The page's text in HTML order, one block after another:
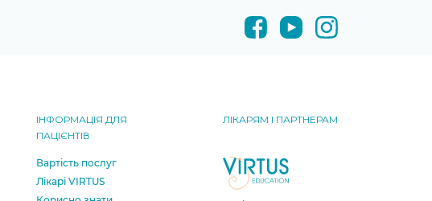
ІНФОРМАЦІЯ ДЛЯ
ПАЦІЄНТІВ
Вартість послуг
Лікарі VIRTUS
ЛІКАРЯМ І ПАРТНЕРАМ